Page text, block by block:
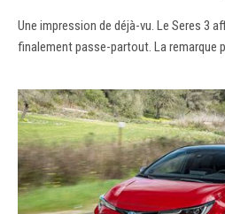
Une impression de déjà-vu. Le Seres 3
finalement passe-partout. La remarque